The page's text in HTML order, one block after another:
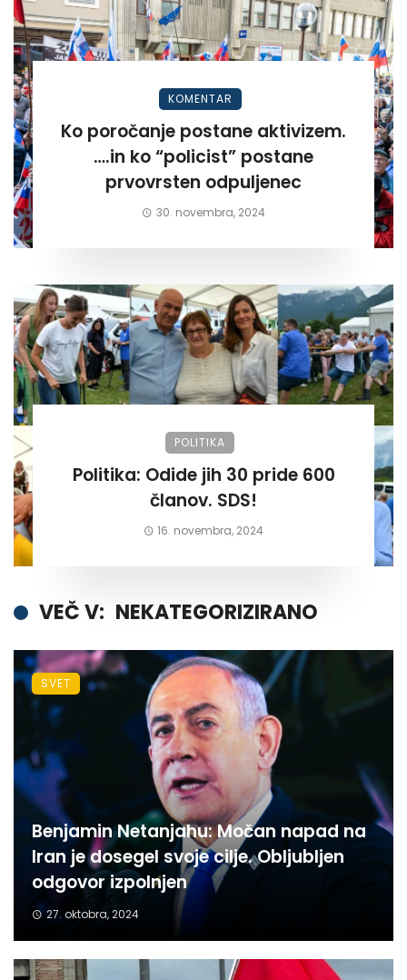
KOMENTAR
Ko poročanje postane aktivizem.
….in ko “policist” postane
prvovrsten odpuljenec
30. novembra, 2024
POLITIKA
Politika: Odide jih 30 pride 600
članov. SDS!
16. novembra, 2024
VEČ V: NEKATEGORIZIRANO
Benjamin Netanjahu: Močan napad na
Iran je dosegel svoje cilje. Obljubljen
odgovor izpolnjen
27. oktobra, 2024
SVET